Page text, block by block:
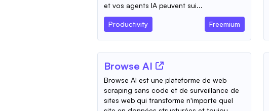
et vos agents IA peuvent sui...
Productivity Freemium
Browse AI
Browse AI est une plateforme de web
scraping sans code et de surveillance de
sites web qui transforme n'importe quel